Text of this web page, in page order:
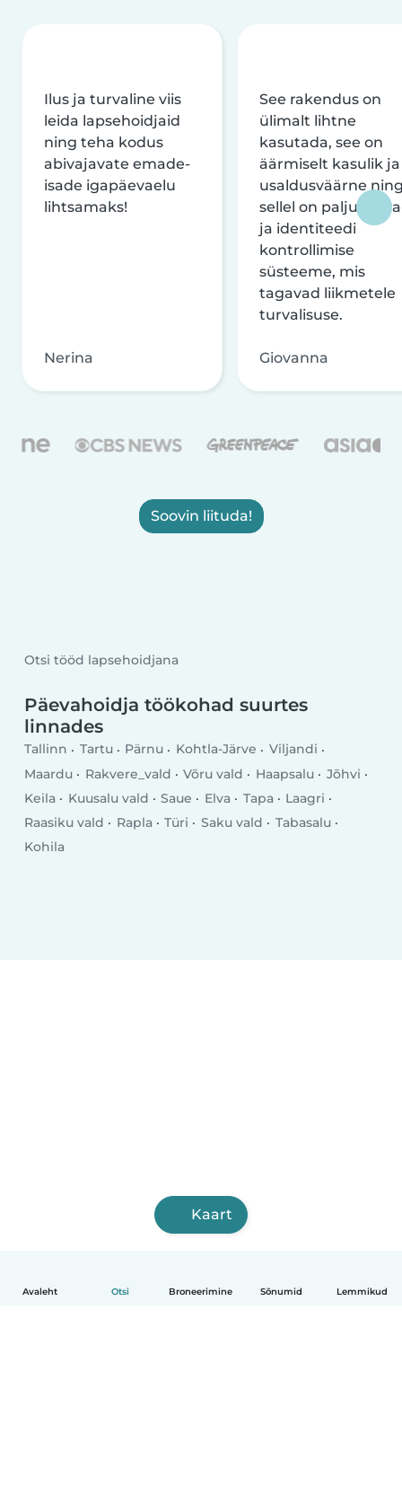
Avaleht Otsi Broneerimine Sõnumid Lemmikud
Ilus ja turvaline viis
leida lapsehoidjaid
ning teha kodus
abivajavate emade-
isade igapäevaelu
lihtsamaks!
Nerina
See rakendus on
ülimalt lihtne
kasutada, see on
äärmiselt kasulik ja
usaldusväärne
sellel on palju
ja identiteedi
kontrollimise
süsteeme, mis
tagavad liikmetele
turvalisuse.
Giovanna
Soovin liituda!
Otsi tööd lapsehoidjana
Päevahoidja töökohad suurtes
linnades
Tallinn Tartu Pärnu Kohtla-Järve
Viljandi
Maardu
Rakvere_vald Võru vald Haapsalu
Jõhvi
Keila
Kuusalu vald Saue Elva Tapa
Laagri
Raasiku vald
Rapla Türi Saku vald
Tabasalu
Kohila
Kaart